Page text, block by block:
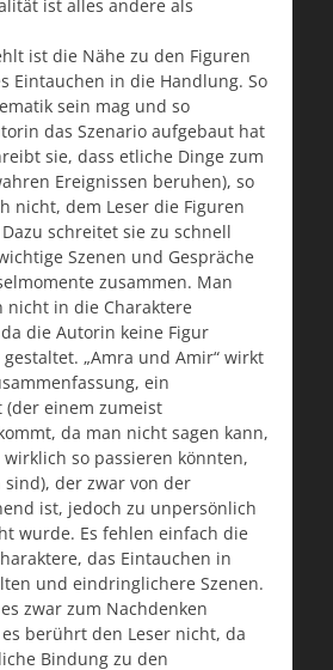
ist alles andere als
ist die Nähe zu den Figuren
Eintauchen in die Handlung. So
sein mag und so
das Szenario aufgebaut hat
sie, dass etliche Dinge zum
Ereignissen beruhen), so
nicht, dem Leser die Figuren
schreitet sie zu schnell
Szenen und Gespräche
zusammen. Man
nicht in die Charaktere
die Autorin keine Figur
„Amra und Amir“ wirkt
ein
(der einem zumeist
da man nicht sagen kann,
so passieren könnten,
der zwar von der
ist, jedoch zu unpersönlich
wurde. Es fehlen einfach die
das Eintauchen in
und eindringlichere Szenen.
zwar zum Nachdenken
berührt den Leser nicht, da
Bindung zu den